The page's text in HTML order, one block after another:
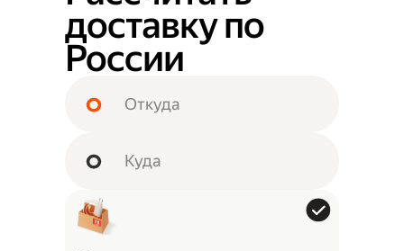
доставку по
России